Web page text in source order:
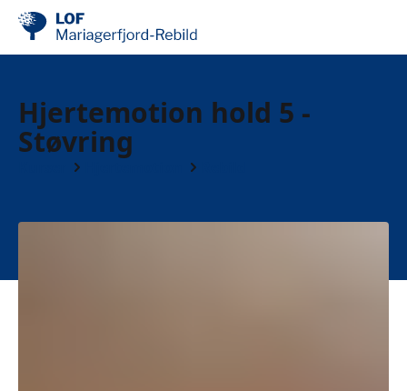
Hjertemotion hold 5 -
Støvring